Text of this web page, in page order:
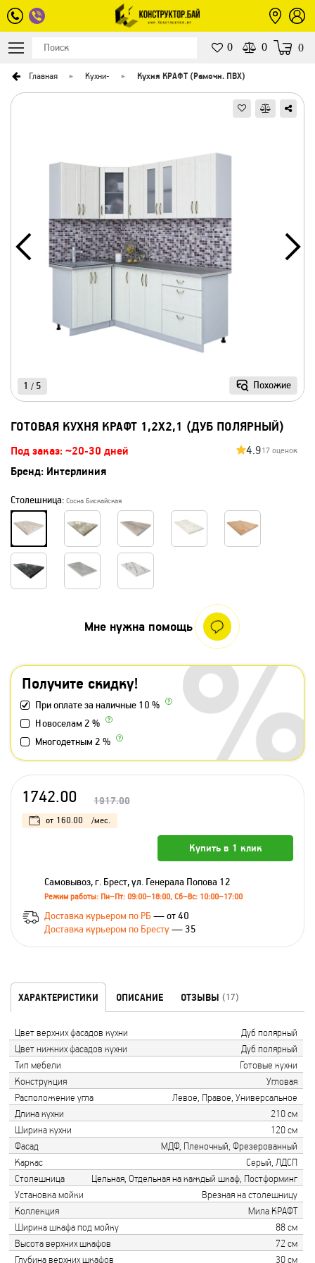
0 0 0
Главная Кухни- Кухня КРАФТ (Рамочн. ПВХ)
Похожие
1 / 5
ГОТОВАЯ КУХНЯ КРАФТ 1,2Х2,1 (ДУБ ПОЛЯРНЫЙ)
Под заказ: ~20-30 дней 4.917 оценок
Бренд: Интерлиния
Столешница: Сосна Бискайская
Получите скидку!
При оплате за наличные 10 %
Новоселам 2 %
Многодетным 2 %
Мне нужна помощь
1742.00 1917.00
от 160.00 /мес.
Купить в 1 клик
Самовывоз, г. Брест, ул. Генерала Попова 12
Режим работы: Пн–Пт: 09:00–18:00, Сб–Вс: 10:00–17:00
Доставка курьером по РБ — от 40
Доставка курьером по Бресту— 35
ХАРАКТЕРИСТИКИ ОПИСАНИЕ ОТЗЫВЫ (17)
Цвет верхних фасадов кухни
Дуб полярный
Цвет нижних фасадов кухни
Дуб полярный
Тип мебели
Готовые кухни
Конструкция
Угловая
Расположение угла
Левое, Правое, Универсальное
Длина кухни
210 см
Ширина кухни
120 см
Фасад
МДФ, Пленочный, Фрезерованный
Каркас
Серый, ЛДСП
Столешница
Цельная, Отдельная на каждый шкаф, Постформинг
Установка мойки
Врезная на столешницу
Коллекция
Мила КРАФТ
Ширина шкафа под мойку
88 см
Высота верхних шкафов
72 см
Глубина верхних шкафов
30 см